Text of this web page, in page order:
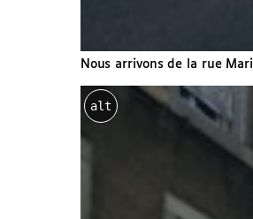
Nous arrivons de la rue
alt